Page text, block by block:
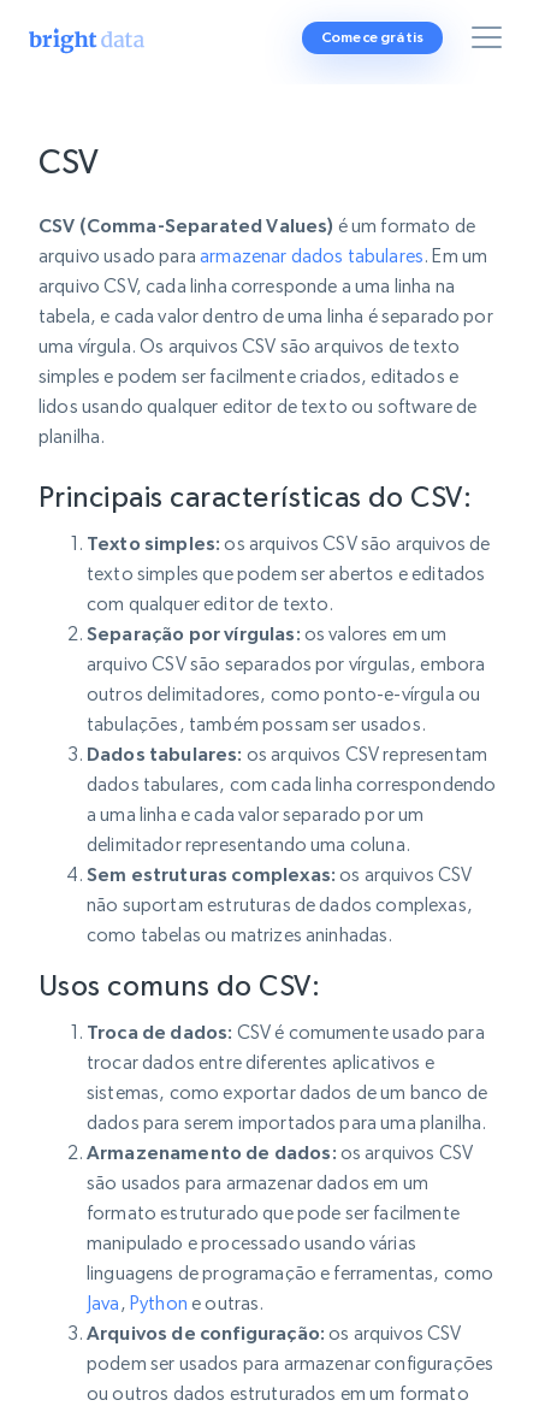
Comece grátis
CSV
CSV (Comma-Separated Values) é um formato de
arquivo usado paraarmazenar dados tabulares. Em um
arquivo CSV, cada linha corresponde a uma linha na
tabela, e cada valor dentro de uma linha é separado por
uma vírgula. Os arquivos CSV são arquivos de texto
simples e podem ser facilmente criados, editados e
lidos usando qualquer editor de texto ou software de
planilha.
Principais características do CSV:
Texto simples: os arquivos CSV são arquivos de
texto simples que podem ser abertos e editados
com qualquer editor de texto.
Separação por vírgulas: os valores em um
arquivo CSV são separados por vírgulas, embora
outros delimitadores, como ponto-e-vírgula ou
tabulações, também possam ser usados.
Dados tabulares: os arquivos CSV representam
dados tabulares, com cada linha correspondendo
a uma linha e cada valor separado por um
delimitador representando uma coluna.
Sem estruturas complexas: os arquivos CSV
não suportam estruturas de dados complexas,
como tabelas ou matrizes aninhadas.
Usos comuns do CSV:
Troca de dados: CSV é comumente usado para
trocar dados entre diferentes aplicativos e
sistemas, como exportar dados de um banco de
dados para serem importados para uma planilha.
Armazenamento de dados: os arquivos CSV
são usados para armazenar dados em um
formato estruturado que pode ser facilmente
manipulado e processado usando várias
linguagens de programação e ferramentas, como
Java, Python e outras.
Arquivos de configuração: os arquivos CSV
podem ser usados para armazenar configurações
ou outros dados estruturados em um formato